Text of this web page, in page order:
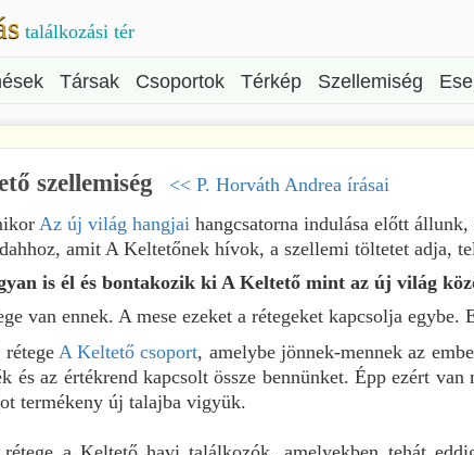
találkozási tér
Társak Csoportok Térkép Szellemiség
szellemiség
<< P. Horváth Andrea írásai
Az új világ hangjai hangcsatorna indulása előtt
amit A Keltetőnek hívok, a szellemi töltetet adja,
is él és bontakozik ki A Keltető mint az új világ
van ennek. A mese ezeket a rétegeket kapcsolja egybe.
A Keltető csoport, amelybe jönnek-mennek az
és az értékrend kapcsolt össze bennünket. Épp ezért
termékeny új talajba vigyük.